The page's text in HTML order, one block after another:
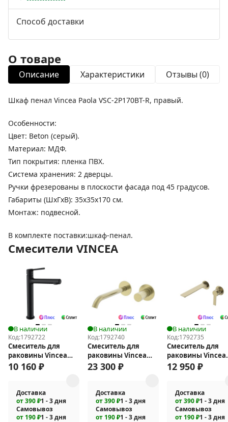
Способ доставки
О товаре
Описание Характеристики Отзывы (0)
Шкаф пенал Vincea Paola VSC-2P170BT-R, правый.
Особенности:
Цвет: Beton (серый).
Материал: МДФ.
Тип покрытия: пленка ПВХ.
Система хранения: 2 дверцы.
Ручки фрезерованы в плоскости фасада под 45 градусов.
Габариты (ШхГхВ): 35х35х170 см.
Монтаж: подвесной.
В комплекте поставки:шкаф-пенал.
Смесители VINCEA
В наличии
Код:1792722
Смеситель для
раковины Vincea
Феерие (Feerie) VBF-
10 160 ₽
Доставка
от 390 ₽1 - 3 дня
Самовывоз
от 190 ₽1 - 3 дня
В наличии
Код:1792740
Смеситель для
раковины Vincea
Аура (Aura) VBFW-
23 300 ₽
Доставка
от 390 ₽1 - 3 дня
Самовывоз
от 190 ₽1 - 3 дня
В наличии
Код:1792735
Смеситель для
раковины Vincea
Линеа (Linea)
12 950 ₽
Доставка
от 390 ₽1 - 3 дня
Самовывоз
от 190 ₽1 - 3 дня